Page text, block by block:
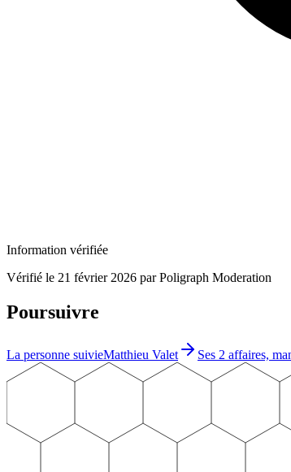
Information vérifiée
Vérifié le 21 février 2026 par Poligraph Moderation
Poursuivre
La personne suivieMatthieu Valet Ses 2 affaires,